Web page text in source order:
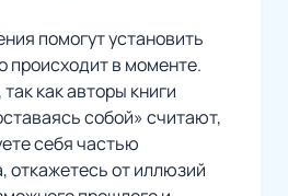
помогут установить
происходит в моменте.
как авторы книги
собой» считают,
себя частью
откажетесь от иллюзий